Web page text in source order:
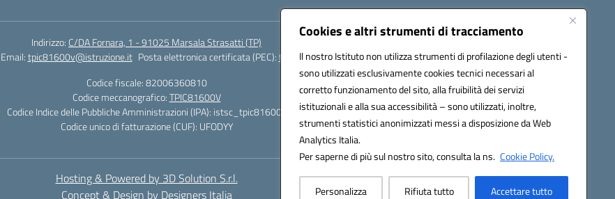
Cookies e altri strumenti di tracciamento
Il nostro Istituto non utilizza strumenti di profilazione degli utenti -
sono utilizzati esclusivamente cookies tecnici necessari al
corretto funzionamento del sito, alla fruibilità dei servizi
istituzionali e alla sua accessibilità – sono utilizzati, inoltre,
strumenti statistici anonimizzati messi a disposizione da Web
Analytics Italia.
Per saperne di più sul nostro sito, consulta la ns. Cookie Policy.
Personalizza Rifiuta tutto Accettare tutto
Indirizzo: C/DA Fornara, 1 - 91025 Marsala Strasatti (TP)
Email:tpic81600v@istruzione.it Posta elettronica certificata (PEC):tpic81600v@pec.istruzione.it
Codice fiscale: 82006360810
Codice meccanografico:TPIC81600V
Codice Indice delle Pubbliche Amministrazioni (IPA): istsc_tpic81600v
Codice unico di fatturazione (CUF): UFODYY
Hosting & Powered by 3D Solution S.r.l.
Concept & Design by Designers Italia